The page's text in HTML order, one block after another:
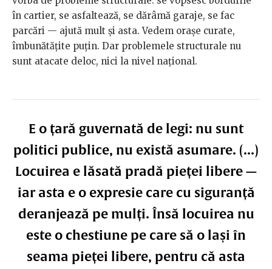
în cartier, se asfaltează, se dărâmă garaje, se fac
parcări — ajută mult și asta. Vedem orașe curate,
îmbunătățite puțin. Dar problemele structurale nu
sunt atacate deloc, nici la nivel național.
E o țară guvernată de legi: nu sunt
politici publice, nu există asumare. (...)
Locuirea e lăsată pradă pieței libere —
iar asta e o expresie care cu siguranță
deranjează pe mulți. Însă locuirea nu
este o chestiune pe care să o lași în
seama pieței libere, pentru că asta